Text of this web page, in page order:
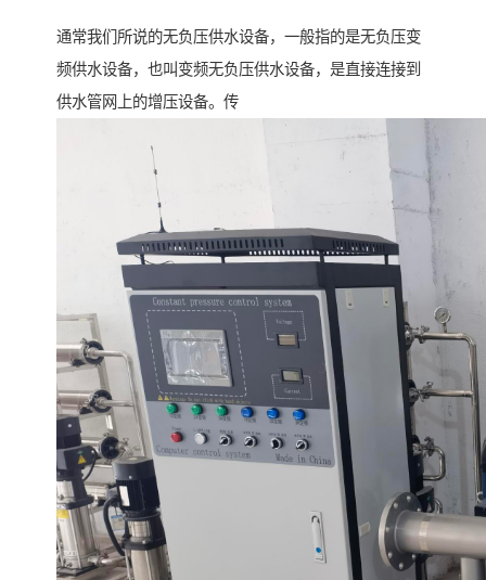
通常我们所说的无负压供水设备，一般指的是无负压变
频供水设备，也叫变频无负压供水设备，是直接连接到
供水管网上的增压设备。传